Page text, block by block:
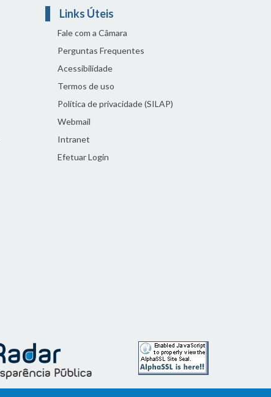
Links Úteis
Fale com a Câmara
Perguntas Frequentes
Acessibilidade
Termos de uso
Política de privacidade (SILAP)
Webmail
Intranet
Efetuar Login